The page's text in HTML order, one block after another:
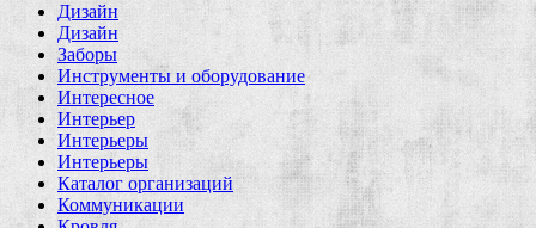
Дизайн
Дизайн
Заборы
Инструменты и оборудование
Интересное
Интерьер
Интерьеры
Интерьеры
Каталог организаций
Коммуникации